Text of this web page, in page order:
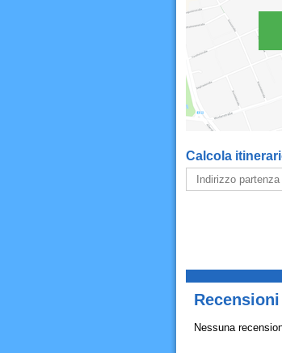
Calcola
Nessuna